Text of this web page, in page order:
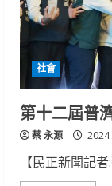
務
職
第
春
社會
第十二屆普
蔡 永源 2024
【民正新聞記